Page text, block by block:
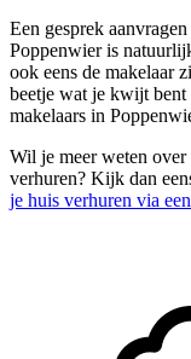
Een gesprek
Poppenwier is
ook eens de makelaar
beetje wat je kwijt bent
makelaars in
Wil je meer weten over
verhuren? Kijk dan
je huis verhuren via